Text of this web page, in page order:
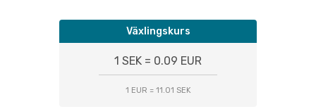
Växlingskurs
1 SEK = 0.09 EUR
1 EUR = 11.01 SEK